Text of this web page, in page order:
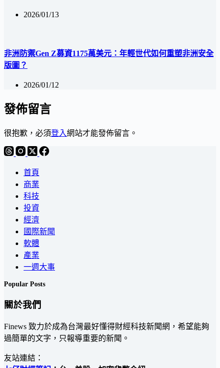
2026/01/13
非洲防禦Gen Z募資1175萬美元：年輕世代如何重塑非洲安全
版圖？
2026/01/12
發佈留言
很抱歉，必須登入網站才能發佈留言。
首頁
商業
科技
投資
經濟
國際新聞
軟體
產業
一週大事
Popular Posts
關於我們
Finews 致力於成為台灣最好懂得財經科技新聞網，希望能夠
過簡單的文字，只報導重要的新聞。
友站連結：